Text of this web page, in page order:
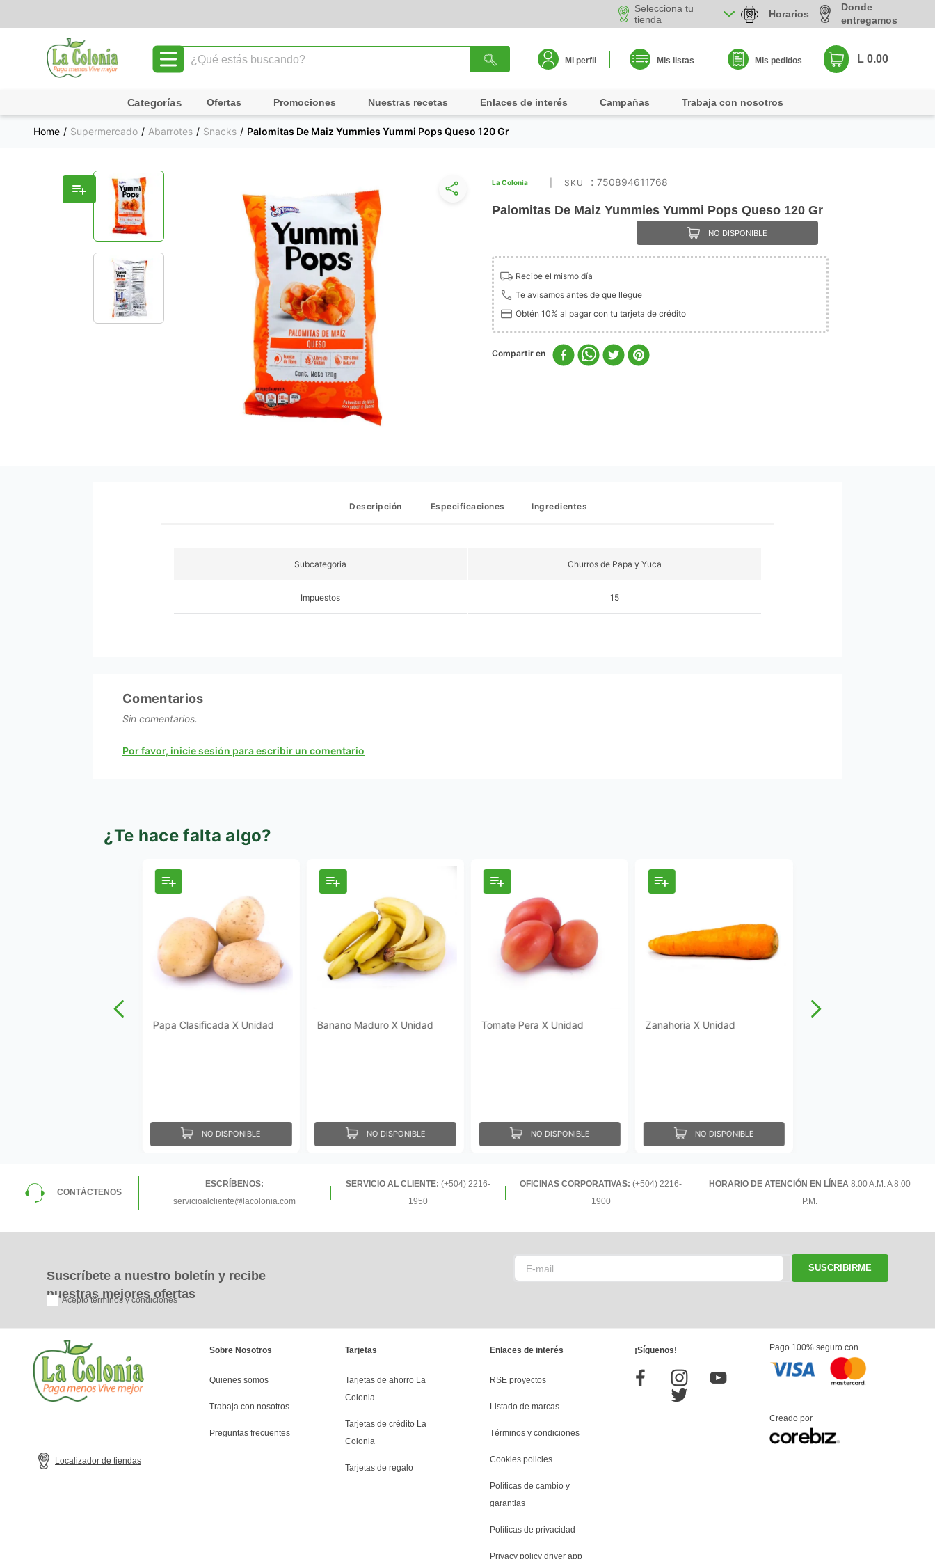
Selecciona tu
tienda
Horarios
Donde
entregamos
¿Qué estás buscando?
Mi perfil Mis listas Mis pedidos L 0.00
Ofertas Promociones Nuestras recetas Enlaces de interés Campañas Trabaja con nosotros
Supermercado Abarrotes Snacks Palomitas De Maiz Yummies Yummi Pops Queso 120 Gr
La Colonia : 750894611768
Palomitas De Maiz Yummies Yummi Pops Queso 120 Gr
NO DISPONIBLE
Recibe el mismo día
Te avisamos antes de que llegue
Obtén 10% al pagar con tu tarjeta de crédito
Descripción Especificaciones Ingredientes
Subcategoria Churros de Papa y Yuca
Impuestos 15
Comentarios
Por favor, inicie sesión para escribir un comentario
Sin comentarios.
¿Te hace falta algo?
Papa Clasificada X Unidad
NO DISPONIBLE
Banano Maduro X Unidad
NO DISPONIBLE
Tomate Pera X Unidad
NO DISPONIBLE
Zanahoria X Unidad
NO DISPONIBLE
CONTÁCTENOS
ESCRÍBENOS:
servicioalcliente@lacolonia.com
SERVICIO AL CLIENTE: (+504) 2216-
1950
OFICINAS CORPORATIVAS: (+504) 2216-
1900
HORARIO DE ATENCIÓN EN LÍNEA 8:00 A.M. A 8:00
P.M.
Suscríbete a nuestro boletín y recibe
nuestras mejores ofertas
SUSCRIBIRME
Acepto términos y condiciones
Localizador de tiendas
Sobre Nosotros
Quienes somos
Trabaja con nosotros
Preguntas frecuentes
Tarjetas
Tarjetas de ahorro La
Colonia
Tarjetas de crédito La
Colonia
Tarjetas de regalo
Enlaces de interés
RSE proyectos
Listado de marcas
Términos y condiciones
Cookies policies
Políticas de cambio y
garantias
Políticas de privacidad
Privacy policy driver app
¡Síguenos! Pago 100% seguro con
Creado por
TÉRMINOS MÁS BUSCADOS
1.
leche
queso
pollo
shampoo